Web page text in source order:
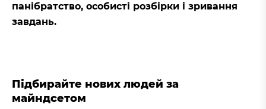
панібратство, особисті розбірки і зривання
завдань.
Підбирайте нових людей за
майндсетом